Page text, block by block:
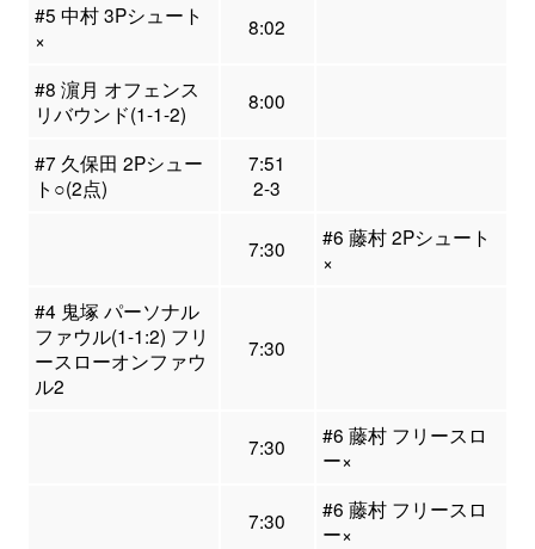
#5 中村 3Pシュート
×
8:02
#8 濵月 オフェンス
リバウンド(1-1-2)
8:00
#7 久保田 2Pシュー
ト○(2点)
7:51
2-3
7:30
#6 藤村 2Pシュート
×
#4 鬼塚 パーソナル
ファウル(1-1:2) フリ
ースローオンファウ
ル2
7:30
7:30
#6 藤村 フリースロ
ー×
7:30
#6 藤村 フリースロ
ー×